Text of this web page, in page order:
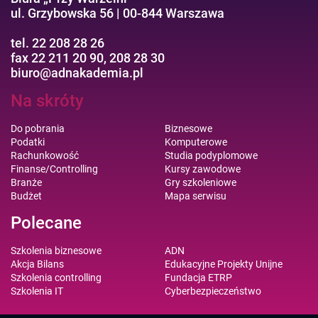
ul. Grzybowska 56 | 00-844 Warszawa
tel. 22 208 28 26
fax 22 211 20 90, 208 28 30
biuro@adnakademia.pl
Na skróty
Do pobrania
Podatki
Rachunkowość
Finanse/Controlling
Branże
Budżet
Biznesowe
Komputerowe
Studia podyplomowe
Kursy zawodowe
Gry szkoleniowe
Mapa serwisu
Polecane
Szkolenia biznesowe
Akcja Bilans
Szkolenia controlling
Szkolenia IT
ADN
Edukacyjne Projekty Unijne
Fundacja ETRP
Cyberbezpieczeństwo